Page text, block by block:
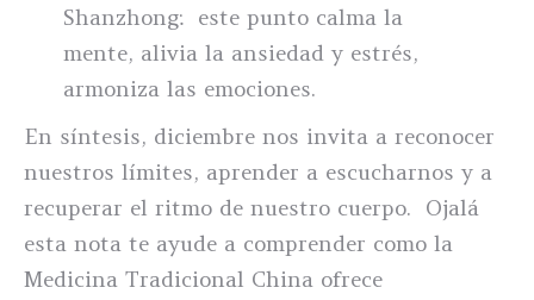
Shanzhong: este punto calma la
mente, alivia la ansiedad y estrés,
armoniza las emociones.
En síntesis, diciembre nos invita a reconocer
nuestros límites, aprender a escucharnos y a
recuperar el ritmo de nuestro cuerpo. Ojalá
esta nota te ayude a comprender como la
Medicina Tradicional China ofrece